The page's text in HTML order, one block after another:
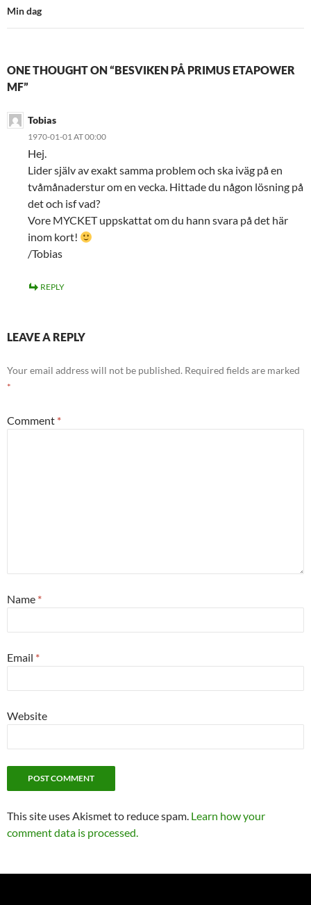
Min dag
ONE THOUGHT ON “BESVIKEN PÅ PRIMUS ETAPOWER
MF”
Tobias
1970-01-01 AT 00:00
Hej.
Lider själv av exakt samma problem och ska iväg på en
tvåmånaderstur om en vecka. Hittade du någon lösning på
det och isf vad?
Vore MYCKET uppskattat om du hann svara på det här
inom kort!
/Tobias
REPLY
LEAVE A REPLY
Your email address will not be published. Required fields are marked
*
Comment *
Name *
Email *
Website
This site uses Akismet to reduce spam. Learn how your
comment data is processed.